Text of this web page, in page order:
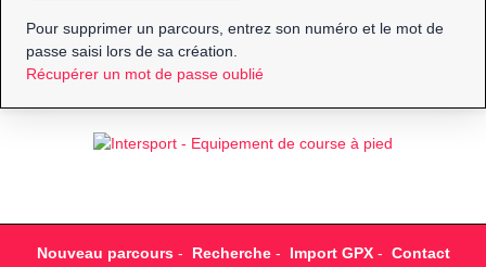
Pour supprimer un parcours, entrez son numéro et le mot de
passe saisi lors de sa création.
Récupérer un mot de passe oublié
Nouveau parcours- Recherche- Import GPX- Contact